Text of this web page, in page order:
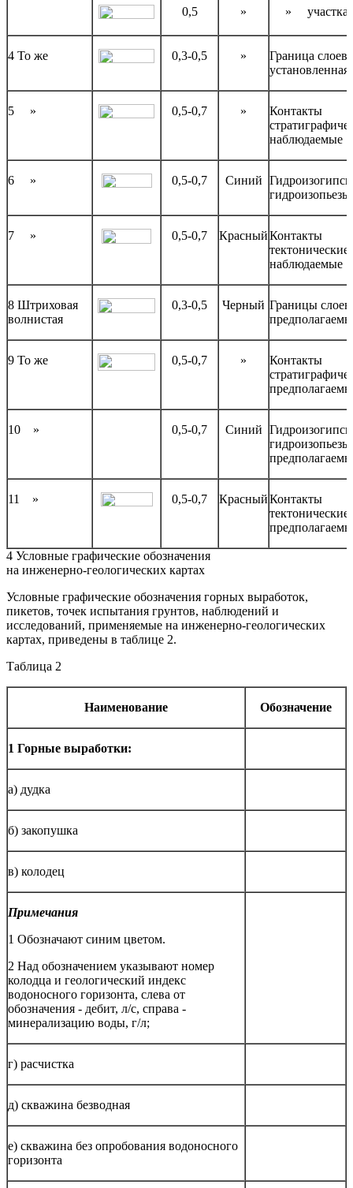
0,5 » » участка
4 То же 0,3-0,5 »
Граница слоев
установленная
5 » 0,5-0,7 »
Контакты
наблюдаемые
6 » 0,5-0,7 Синий
гидроизопьезы
7 » 0,5-0,7 КрасныйКонтакты
тектонические
наблюдаемые
8 Штриховая
волнистая
0,3-0,5 Черный Границы слоев
9 То же 0,5-0,7 »
Контакты
10 » 0,5-0,7 Синий
гидроизопьезы
11 » 0,5-0,7 КрасныйКонтакты
тектонические
4 Условные графические обозначения
на инженерно-геологических картах
Условные графические обозначения горных выработок,
пикетов, точек испытания грунтов, наблюдений и
исследований, применяемые на инженерно-геологических
картах, приведены в таблице 2.
Таблица 2
Наименование Обозначение
1 Горные выработки:
а) дудка
б) закопушка
в) колодец
Примечания
1 Обозначают синим цветом.
2 Над обозначением указывают номер
колодца и геологический индекс
водоносного горизонта, слева от
обозначения - дебит, л/с, справа -
минерализацию воды, г/л;
г) расчистка
д) скважина безводная
е) скважина без опробования водоносного
горизонта